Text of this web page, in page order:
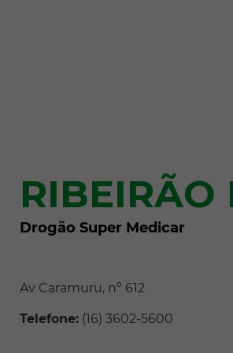
RIBEIRÃO
Drogão Super Medicar
Av Caramuru, nº 612
Telefone: (16) 3602-5600